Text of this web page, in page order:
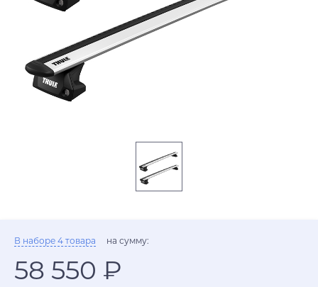
В наборе 4 товара на сумму:
58 550 ₽